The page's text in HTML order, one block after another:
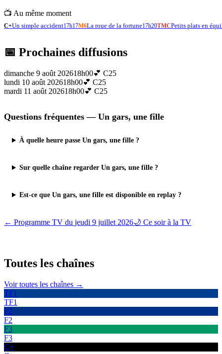
📺 Au même moment
C+Un simple accident17h17M6La roue de la fortune17h20TMCPetits plats en
📅 Prochaines diffusions
dimanche 9 août 202618h00💕 C25
lundi 10 août 202618h00💕 C25
mardi 11 août 202618h00💕 C25
Questions fréquentes — Un gars, une fille
À quelle heure passe Un gars, une fille ?
Sur quelle chaîne regarder Un gars, une fille ?
Est-ce que Un gars, une fille est disponible en replay ?
← Programme TV du jeudi 9 juillet 2026🌙 Ce soir à la TV
Toutes les chaînes
Voir toutes les chaînes →
TF1
TF1
F2
F2
F3
F3
C+